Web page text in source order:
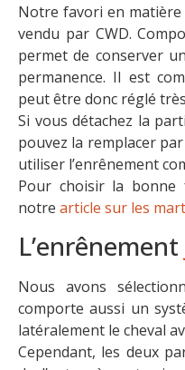
Notre favori en matière
vendu par CWD.
permet de conserver
permanence. Il est
peut être donc réglé
Si vous détachez la
pouvez la remplacer
utiliser l’enrênement
Pour choisir la bonne
notre article sur les
L’enrênement
Nous avons
comporte aussi un
latéralement le cheval
Cependant, les deux